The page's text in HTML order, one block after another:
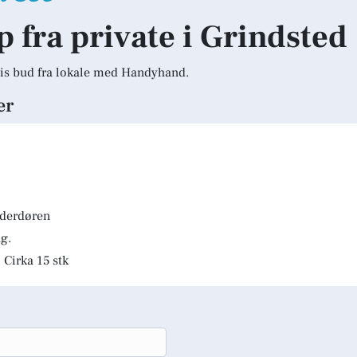
fra private i Grindsted
bud fra lokale med Handyhand.
15 stk